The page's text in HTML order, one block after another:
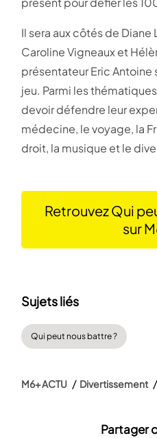
Partager
Il sera aux côtés de Diane
Caroline Vigneaux et
présentateur Eric Antoine
jeu. Parmi les
devoir défendre leur
médecine, le voyage, la
droit, la musique et le
Retrouvez Qui
sur
Sujets liés
Qui peut nous battre ?
M6+ ACTU Divertissement